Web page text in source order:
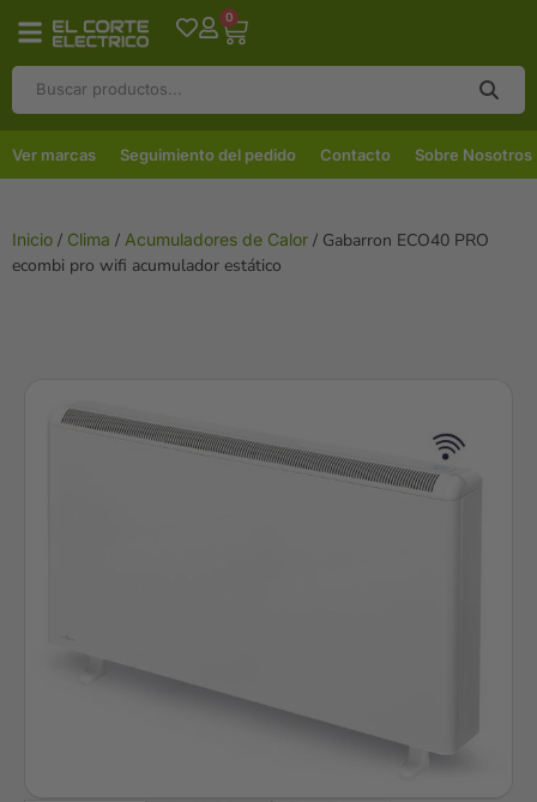
0
Ver marcas Seguimiento del pedido Contacto Sobre Nosotros
Inicio / Clima / Acumuladores de Calor / Gabarron ECO40 PRO
ecombi pro wifi acumulador estático